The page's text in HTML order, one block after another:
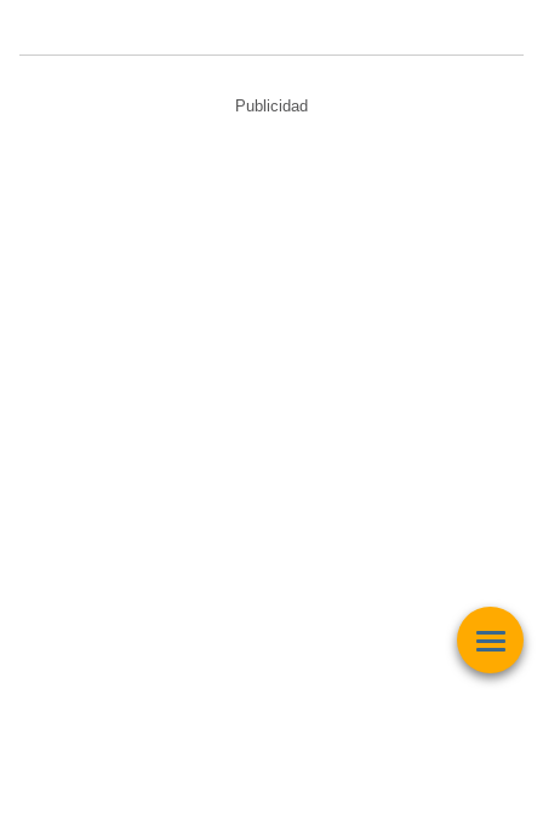
Publicidad